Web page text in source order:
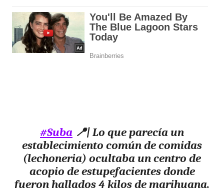
#Suba 📍| Lo que parecía un
establecimiento común de comidas
(lechoneria) ocultaba un centro de
acopio de estupefacientes donde
fueron hallados 4 kilos de marihuana,